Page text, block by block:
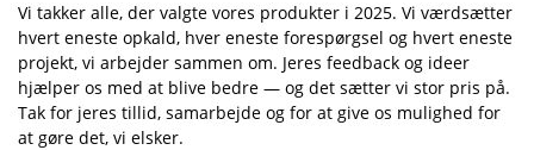
Vi takker alle, der valgte vores produkter i 2025. Vi værdsætter
hvert eneste opkald, hver eneste forespørgsel og hvert eneste
projekt, vi arbejder sammen om. Jeres feedback og ideer
hjælper os med at blive bedre — og det sætter vi stor pris på.
Tak for jeres tillid, samarbejde og for at give os mulighed for
at gøre det, vi elsker.